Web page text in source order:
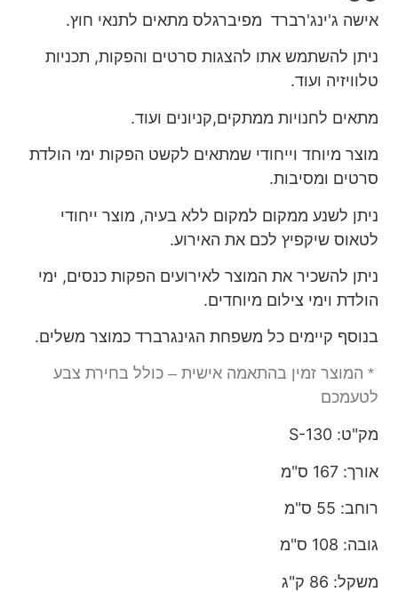
אישה ג'ינג'רברד מפיברגלס מתאים לתנאי חוץ.
ניתן להשתמש אתו להצגות סרטים והפקות, תכניות
טלוויזיה ועוד.
מתאים לחנויות ממתקים,קניונים ועוד.
מוצר מיוחד וייחודי שמתאים לקשט הפקות ימי הולדת
סרטים ומסיבות.
ניתן לשנע ממקום למקום ללא בעיה, מוצר ייחודי
לטאוס שיקפיץ לכם את האירוע.
ניתן להשכיר את המוצר לאירועים הפקות כנסים, ימי
הולדת וימי צילום מיוחדים.
בנוסף קיימים כל משפחת הגינגרברד כמוצר משלים.
* המוצר זמין בהתאמה אישית – כולל בחירת צבע
לטעמכם
מק"ט: S-130
אורך: 167 ס"מ
רוחב: 55 ס"מ
גובה: 108 ס"מ
משקל: 86 ק"ג